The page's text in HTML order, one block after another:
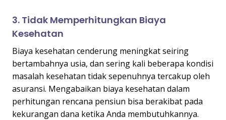
3. Tidak Memperhitungkan Biaya
Kesehatan
Biaya kesehatan cenderung meningkat seiring
bertambahnya usia, dan sering kali beberapa kondisi
masalah kesehatan tidak sepenuhnya tercakup oleh
asuransi. Mengabaikan biaya kesehatan dalam
perhitungan rencana pensiun bisa berakibat pada
kekurangan dana ketika Anda membutuhkannya.